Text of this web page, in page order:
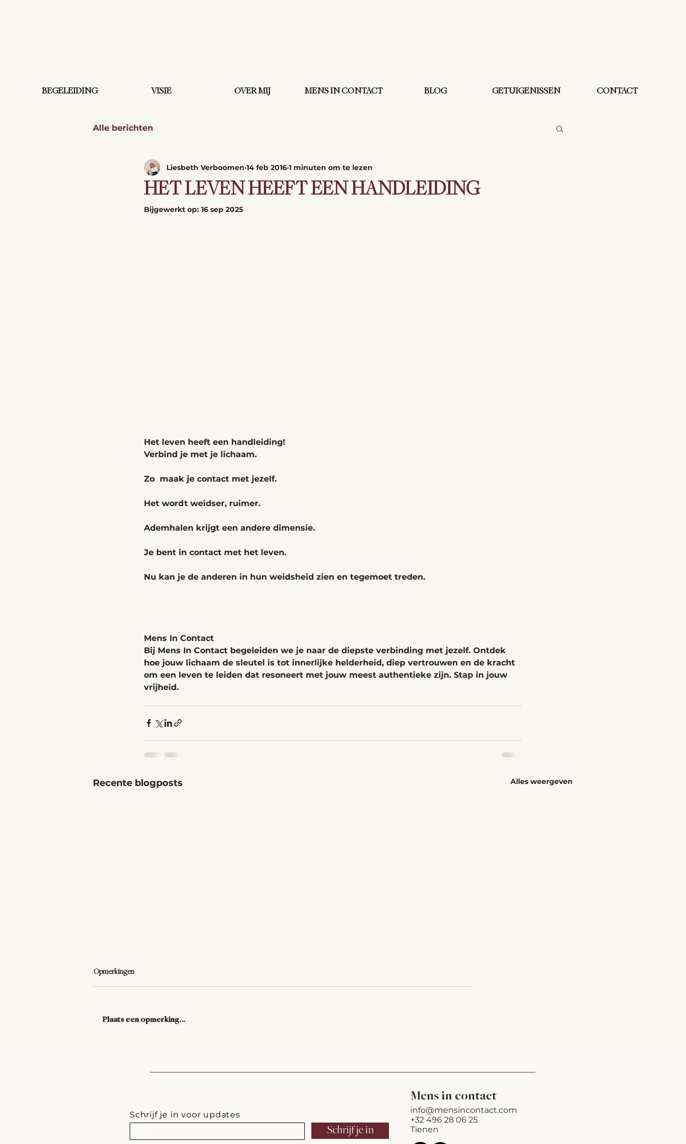
BEGELEIDING VISIE OVER MIJ MENS IN CONTACT BLOG GETUIGENISSEN CONTACT
Alle berichten
HET LEVEN HEEFT EEN HANDLEIDING
Liesbeth Verboomen 14 feb 2016 1 minuten om te lezen
Bijgewerkt op: 16 sep 2025
Het leven heeft een handleiding!
Verbind je met je lichaam.
Zo  maak je contact met jezelf.
Het wordt weidser, ruimer.
Ademhalen krijgt een andere dimensie.
Je bent in contact met het leven.
Nu kan je de anderen in hun weidsheid zien en tegemoet treden.
Mens In Contact
Bij Mens In Contact begeleiden we je naar de diepste verbinding met jezelf. Ontdek
hoe jouw lichaam de sleutel is tot innerlijke helderheid, diep vertrouwen en de kracht
om een leven te leiden dat resoneert met jouw meest authentieke zijn. Stap in jouw
vrijheid.
Recente blogposts Alles weergeven
Opmerkingen
Plaats een opmerking...
Schrijf je in voor updates
Schrijf je in
Mens in contact
info@mensincontact.com
+32 496 28 06 25
Tienen